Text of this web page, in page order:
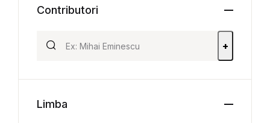
Contributori
+
Limba